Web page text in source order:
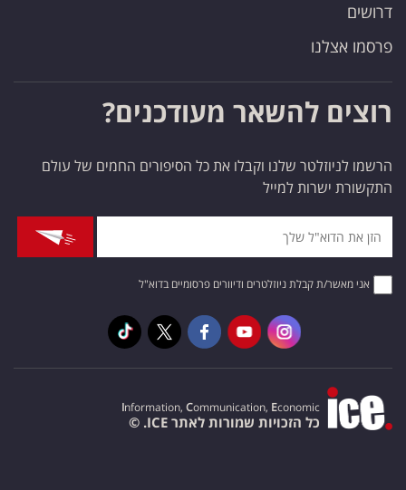
דרושים
פרסמו אצלנו
רוצים להשאר מעודכנים?
הרשמו לניוזלטר שלנו וקבלו את כל הסיפורים החמים של עולם
התקשורת ישרות למייל
אני מאשר/ת קבלת ניוזלטרים ודיוורים פרסומיים בדוא"ל
Information, Communication, Economic
כל הזכויות שמורות לאתר ICE. ©